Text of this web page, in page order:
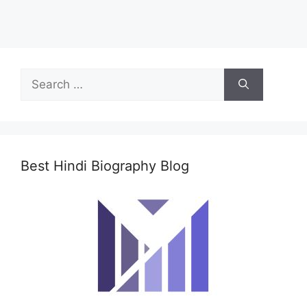
for:
Best Hindi Biography Blog